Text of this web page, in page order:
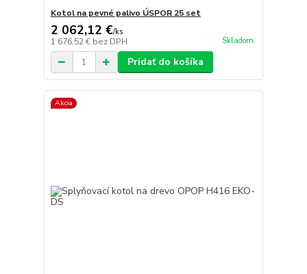
Kotol na pevné palivo ÚSPOR 25 set
2 062,12 €/ks
1 676,52 € bez DPH Skladom
Pridať do košíka
Akcia